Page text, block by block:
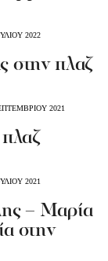
2022
στην πλαζ
2021
2021
– Μαρία
στην